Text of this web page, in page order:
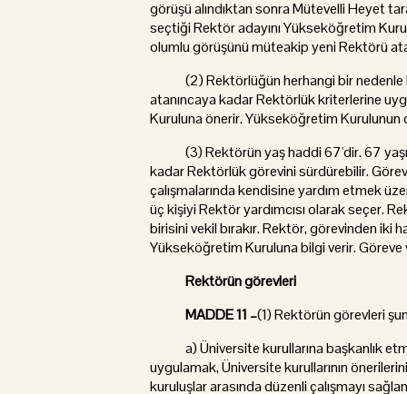
görüşü alındıktan sonra Mütevelli Heyet
seçtiği Rektör adayını Yükseköğretim
olumlu görüşünü müteakip yeni Rektörü
(2) Rektörlüğün herhangi bir nedenle
atanıncaya kadar Rektörlük kriterlerine
Kuruluna önerir. Yükseköğretim Kurulunun
(3) Rektörün yaş haddi 67'dir. 67
kadar Rektörlük görevini sürdürebilir.
çalışmalarında kendisine yardım etmek
üç kişiyi Rektör yardımcısı olarak seçer.
birisini vekil bırakır. Rektör, görevinden iki
Yükseköğretim Kuruluna bilgi verir.
Rektörün görevleri
MADDE 11 –(1) Rektörün görevleri
a) Üniversite kurullarına başkanlık
uygulamak, Üniversite kurullarının
kuruluşlar arasında düzenli çalışmayı